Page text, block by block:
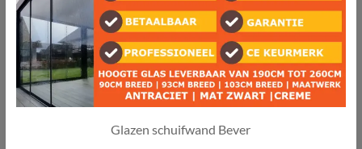
Glazen schuifwand Bever